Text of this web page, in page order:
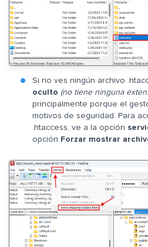
Si no ves ningún archivo
oculto (no tiene ninguna
principalmente porque el
motivos de seguridad. Para
.htaccess, ve a la opción
opción Forzar mostrar